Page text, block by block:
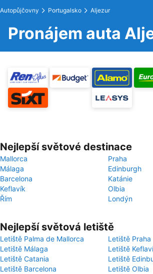
Autopůjčovny Portugalsko Aljezur
Pronájem auta
Nejlepší světové destinace
Mallorca
Praha
Málaga
Edinburgh
Barcelona
Katánie
Keflavík
Olbia
Řím
Londýn
Nejlepší světová letiště
Letiště Palma de Mallorca
Letiště Praha
Letiště Málaga
Letiště
Letiště Catania
Letiště
Letiště Barcelona
Letiště Olbia